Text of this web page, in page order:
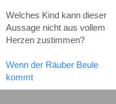
Welches Kind kann dieser
Aussage nicht aus vollem
Herzen zustimmen?
Wenn der Räuber Beule
kommt